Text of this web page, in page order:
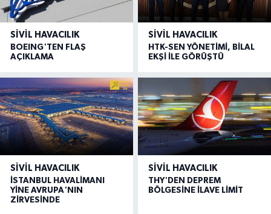
SIVIL HAVACILIK
BOEING'TEN FLAŞ
AÇIKLAMA
SIVIL HAVACILIK
HTK-SEN YÖNETİMİ, BİLAL
EKŞİ İLE GÖRÜŞTÜ
SIVIL HAVACILIK
İSTANBUL HAVALİMANI
YİNE AVRUPA'NIN
ZİRVESİNDE
SIVIL HAVACILIK
THY'DEN DEPREM
BÖLGESİNE İLAVE LİMİT